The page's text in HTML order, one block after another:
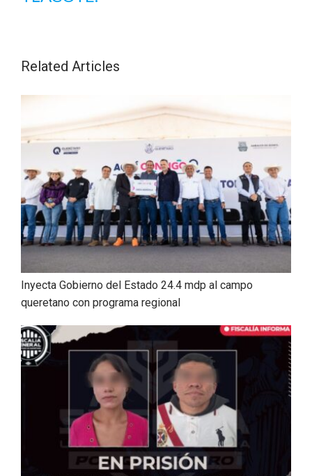
Related Articles
Inyecta Gobierno del Estado 24.4 mdp al campo
queretano con programa regional